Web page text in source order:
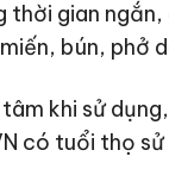
thời gian
bún, phở
khi sử
có tuổi thọ